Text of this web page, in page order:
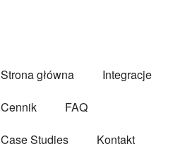
Strona główna
Integracje
Cennik
FAQ
Case Studies
Kontakt